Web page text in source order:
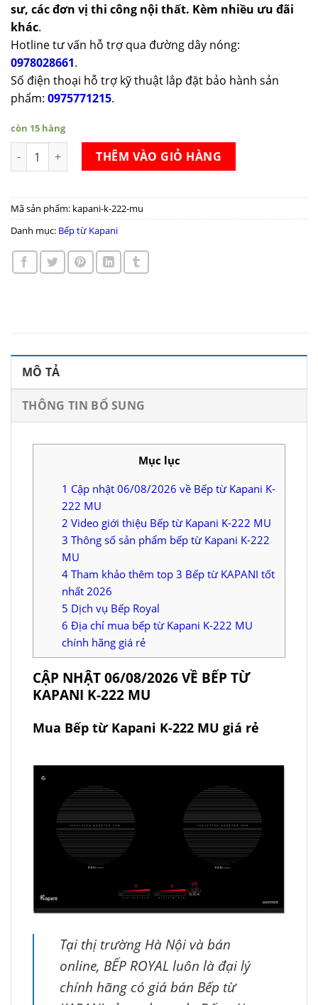
sư, các đơn vị thi công nội thất. Kèm nhiều ưu đãi
khác.
Hotline tư vấn hỗ trợ qua đường dây nóng:
0978028661.
Số điện thoại hỗ trợ kỹ thuật lắp đặt bảo hành sản
phẩm: 0975771215.
còn 15 hàng
Bếp từ Kapani K-222 MU số lượng
THÊM VÀO GIỎ HÀNG
Mã sản phẩm: kapani-k-222-mu
Danh mục: Bếp từ Kapani
MÔ TẢ
THÔNG TIN BỔ SUNG
Mục lục
1 Cập nhật 06/08/2026 về Bếp từ Kapani K-
222 MU
2 Video giới thiệu Bếp từ Kapani K-222 MU
3 Thông số sản phẩm bếp từ Kapani K-222
MU
4 Tham khảo thêm top 3 Bếp từ KAPANI tốt
nhất 2026
5 Dịch vụ Bếp Royal
6 Địa chỉ mua bếp từ Kapani K-222 MU
chính hãng giá rẻ
CẬP NHẬT 06/08/2026 VỀ BẾP TỪ
KAPANI K-222 MU
Mua Bếp từ Kapani K-222 MU giá rẻ
Tại thị trường Hà Nội và bán
online, BẾP ROYAL luôn là đại lý
chính hãng có giá bán Bếp từ